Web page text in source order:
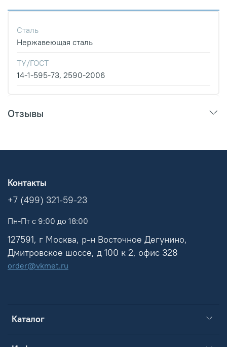
Сталь
Нержавеющая сталь
ТУ/ГОСТ
14-1-595-73, 2590-2006
Отзывы
Каталог
Контакты
+7 (499) 321-59-23
Пн-Пт с 9:00 до 18:00
127591, г Москва, р-н Восточное Дегунино,
Дмитровское шоссе, д 100 к 2, офис 328
order@vkmet.ru